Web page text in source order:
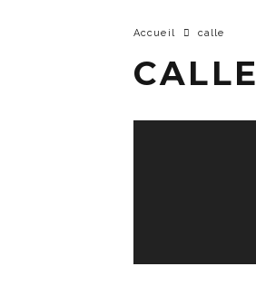
Accueil calle
CALLE